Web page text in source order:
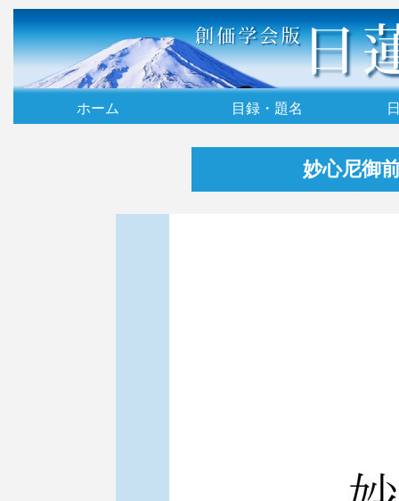
ホーム 目録・題名
妙心尼御